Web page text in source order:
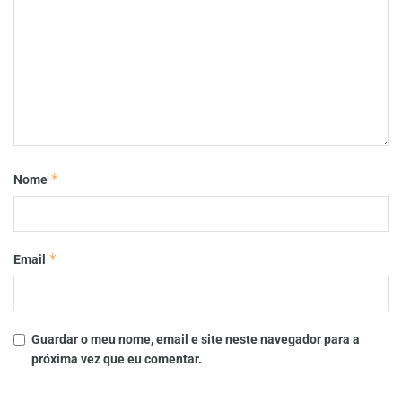
Nome *
Email *
Guardar o meu nome, email e site neste navegador para a
próxima vez que eu comentar.